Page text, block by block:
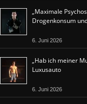
„Maximale
Drogenkonsum
6. Juni 2026
„Hab ich meiner
Luxusauto
6. Juni 2026